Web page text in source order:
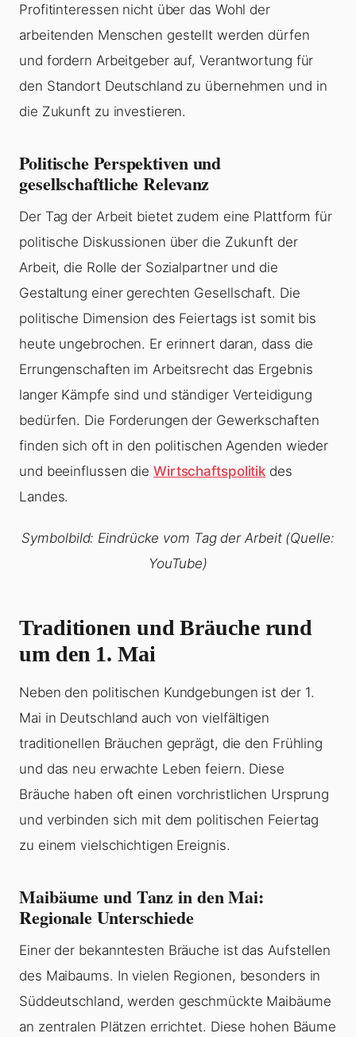
Profitinteressen nicht über das Wohl der
arbeitenden Menschen gestellt werden dürfen
und fordern Arbeitgeber auf, Verantwortung für
den Standort Deutschland zu übernehmen und in
die Zukunft zu investieren.
Politische Perspektiven und
gesellschaftliche Relevanz
Der Tag der Arbeit bietet zudem eine Plattform für
politische Diskussionen über die Zukunft der
Arbeit, die Rolle der Sozialpartner und die
Gestaltung einer gerechten Gesellschaft. Die
politische Dimension des Feiertags ist somit bis
heute ungebrochen. Er erinnert daran, dass die
Errungenschaften im Arbeitsrecht das Ergebnis
langer Kämpfe sind und ständiger Verteidigung
bedürfen. Die Forderungen der Gewerkschaften
finden sich oft in den politischen Agenden wieder
und beeinflussen die Wirtschaftspolitik des
Landes.
Symbolbild: Eindrücke vom Tag der Arbeit (Quelle:
YouTube)
Traditionen und Bräuche rund
um den 1. Mai
Neben den politischen Kundgebungen ist der 1.
Mai in Deutschland auch von vielfältigen
traditionellen Bräuchen geprägt, die den Frühling
und das neu erwachte Leben feiern. Diese
Bräuche haben oft einen vorchristlichen Ursprung
und verbinden sich mit dem politischen Feiertag
zu einem vielschichtigen Ereignis.
Maibäume und Tanz in den Mai:
Regionale Unterschiede
Einer der bekanntesten Bräuche ist das Aufstellen
des Maibaums. In vielen Regionen, besonders in
Süddeutschland, werden geschmückte Maibäume
an zentralen Plätzen errichtet. Diese hohen Bäume